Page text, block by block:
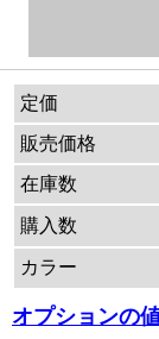
定価
販売価格
在庫数
購入数
カラー
オプションの